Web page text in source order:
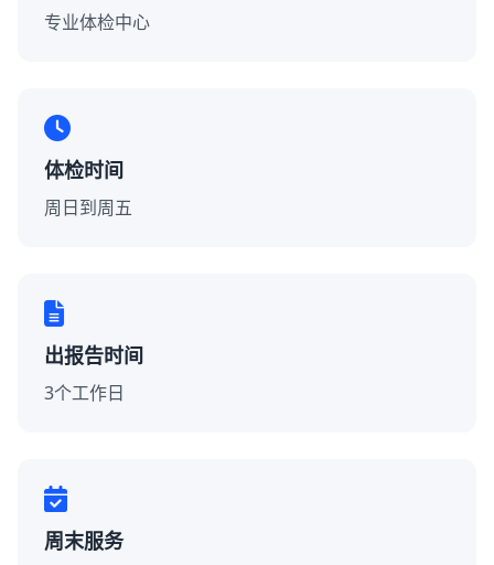
专业体检中心
体检时间
周日到周五
出报告时间
3个工作日
周末服务